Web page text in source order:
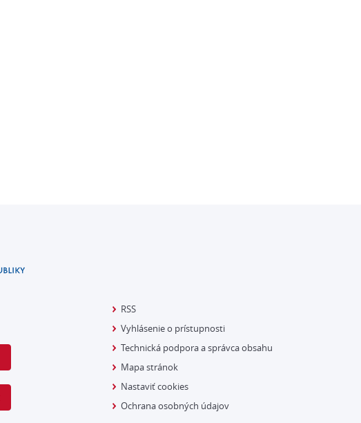
RSS
Vyhlásenie o prístupnosti
Technická podpora a správca obsahu
Mapa stránok
Nastaviť cookies
Ochrana osobných údajov